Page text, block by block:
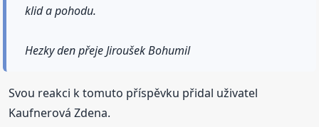
klid a pohodu.
Hezky den přeje Jiroušek Bohumil
Svou reakci k tomuto příspěvku přidal uživatel
Kaufnerová Zdena.